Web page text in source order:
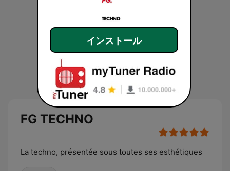
FG TECHNO
La techno, présentée sous toutes ses esthétiques
インストール